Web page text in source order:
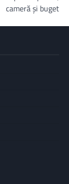
cameră și buget